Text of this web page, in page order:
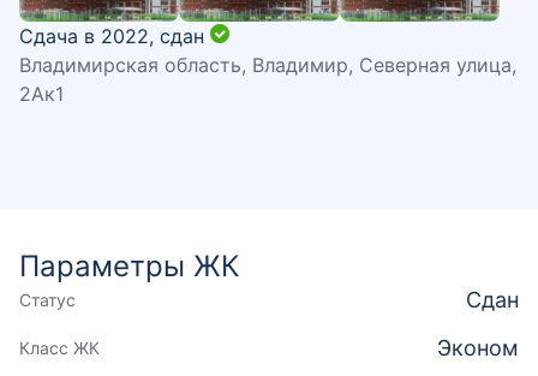
Сдача в 2022, сдан
Владимирская область, Владимир, Северная улица,
2Ак1
Параметры ЖК
Статус Сдан
Класс ЖК Эконом